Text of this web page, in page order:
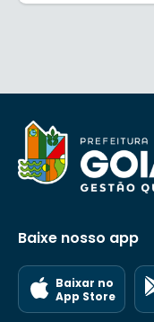
Baixe nosso app
Baixar no
App Store